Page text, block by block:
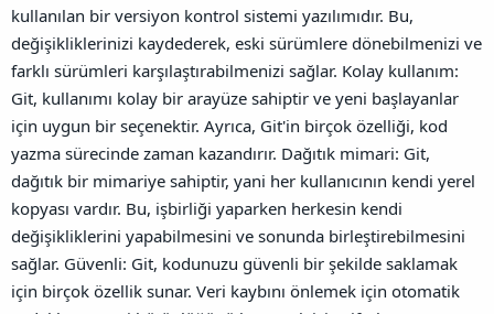
kullanılan bir versiyon kontrol sistemi yazılımıdır. Bu,
değişikliklerinizi kaydederek, eski sürümlere dönebilmenizi ve
farklı sürümleri karşılaştırabilmenizi sağlar. Kolay kullanım:
Git, kullanımı kolay bir arayüze sahiptir ve yeni başlayanlar
için uygun bir seçenektir. Ayrıca, Git'in birçok özelliği, kod
yazma sürecinde zaman kazandırır. Dağıtık mimari: Git,
dağıtık bir mimariye sahiptir, yani her kullanıcının kendi yerel
kopyası vardır. Bu, işbirliği yaparken herkesin kendi
değişikliklerini yapabilmesini ve sonunda birleştirebilmesini
sağlar. Güvenli: Git, kodunuzu güvenli bir şekilde saklamak
için birçok özellik sunar. Veri kaybını önlemek için otomatik